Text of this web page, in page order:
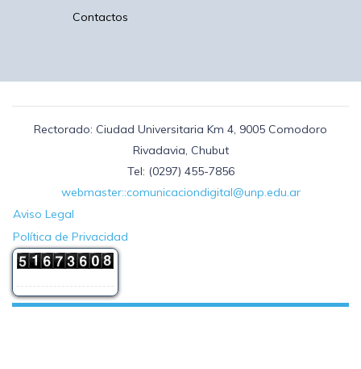
Contactos
Rectorado: Ciudad Universitaria Km 4, 9005 Comodoro
Rivadavia, Chubut
Tel: (0297) 455-7856
webmaster::comunicaciondigital@unp.edu.ar
Aviso Legal
Política de Privacidad